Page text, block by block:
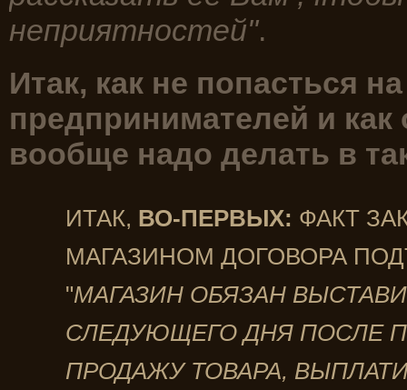
неприятностей".
Итак, как не попасться
предпринимателей и как
вообще надо делать в
ИТАК, ВО-ПЕРВЫХ: ФАКТ
МАГАЗИНОМ ДОГОВОРА
"МАГАЗИН ОБЯЗАН
СЛЕДУЮЩЕГО ДНЯ ПОСЛЕ
ПРОДАЖУ ТОВАРА,